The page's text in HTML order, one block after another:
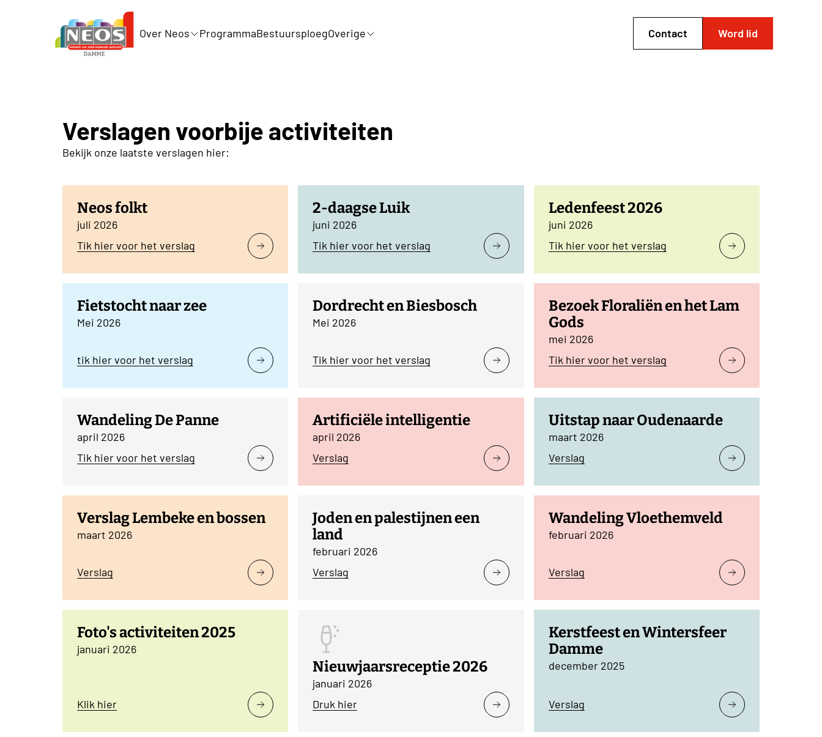
Over Neos ProgrammaBestuursploegOverige Contact Word lid
Verslagen voorbije activiteiten
Bekijk onze laatste verslagen hier:
Neos folkt
juli 2026
Tik hier voor het verslag
2-daagse Luik
juni 2026
Tik hier voor het verslag
Ledenfeest 2026
juni 2026
Tik hier voor het verslag
Fietstocht naar zee
Mei 2026
tik hier voor het verslag
Dordrecht en Biesbosch
Mei 2026
Tik hier voor het verslag
Bezoek Floraliën en het Lam
Gods
mei 2026
Tik hier voor het verslag
Wandeling De Panne
april 2026
Tik hier voor het verslag
Artificiële intelligentie
april 2026
Verslag
Uitstap naar Oudenaarde
maart 2026
Verslag
Verslag Lembeke en bossen
maart 2026
Verslag
Joden en palestijnen een
land
februari 2026
Verslag
Wandeling Vloethemveld
februari 2026
Verslag
Foto's activiteiten 2025
januari 2026
Klik hier
Nieuwjaarsreceptie 2026
januari 2026
Druk hier
Kerstfeest en Wintersfeer
Damme
december 2025
Verslag